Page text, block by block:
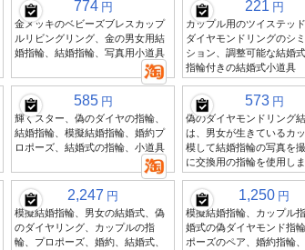
774 円
金メッキのベビーズブレスカップ
ルリビングリング、金の男女用結
婚指輪、結婚指輪、写真用小道具
221 円
カップル用のツイステッ
ダイヤモンドリングのシ
ション、調整可能な結婚式
指輪付きの結婚式小道具
585 円
輝くスター、偽のダイヤの指輪、
結婚指輪、模擬結婚指輪、婚約プ
ロポーズ、結婚式の指輪、小道具
573 円
偽のダイヤモンドリング
は、男女が生きているカ
模して結婚指輪の写真を
に交換用の指輪を使用しま
2,247 円
模擬結婚指輪、男女の結婚式、偽
のダイヤリング、カップルの指
輪、プロポーズ、婚約、結婚式、
1,250 円
模擬結婚指輪、カップル
婚式の偽ダイヤモンド指
ポーズのペア、婚約指輪